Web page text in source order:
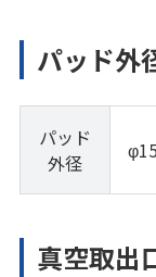
パッド外
パッド
外径
真空取出